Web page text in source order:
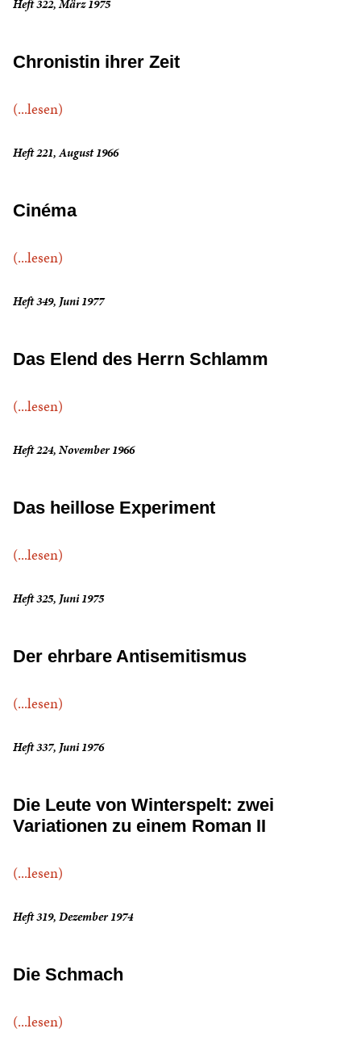
Heft 322, März 1975
Chronistin ihrer Zeit
(...lesen)
Heft 221, August 1966
Cinéma
(...lesen)
Heft 349, Juni 1977
Das Elend des Herrn Schlamm
(...lesen)
Heft 224, November 1966
Das heillose Experiment
(...lesen)
Heft 325, Juni 1975
Der ehrbare Antisemitismus
(...lesen)
Heft 337, Juni 1976
Die Leute von Winterspelt: zwei
Variationen zu einem Roman II
(...lesen)
Heft 319, Dezember 1974
Die Schmach
(...lesen)